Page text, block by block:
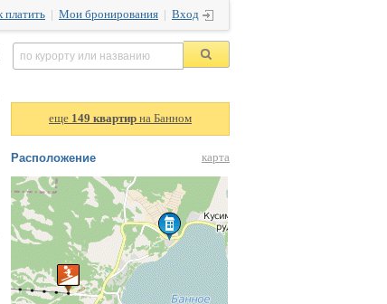
платить Мои бронирования Вход
еще 149 квартир на Банном
Расположение карта